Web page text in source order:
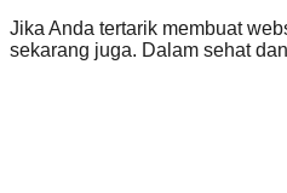
Jika Anda tertarik membuat
sekarang juga. Dalam sehat